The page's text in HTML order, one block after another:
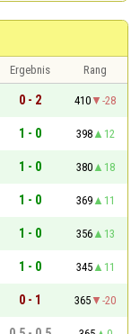
Ergebnis
Rang
0 - 2 410
-28
1 - 0 398
12
1 - 0 380
18
1 - 0 369
11
1 - 0 356
13
1 - 0 345
11
0 - 1 365
-20